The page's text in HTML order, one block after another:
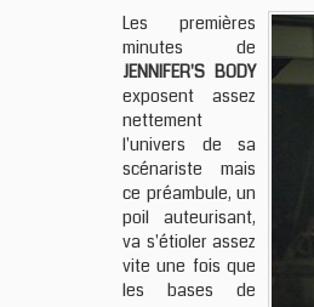
Les premières
minutes de
JENNIFER'S BODY
exposent assez
nettement
l'univers de sa
scénariste mais
ce préambule, un
poil auteurisant,
va s'étioler assez
vite une fois que
les bases de